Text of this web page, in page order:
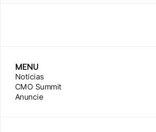
MENU
Notícias
CMO Summit
Anuncie